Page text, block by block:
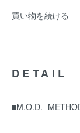
買い物を続ける
DETAIL
■M.O.D.-